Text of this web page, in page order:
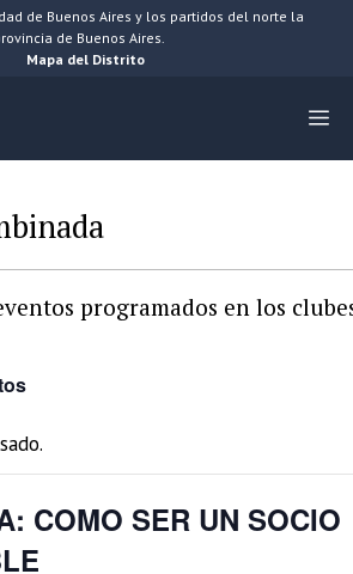
de Buenos Aires y los partidos del norte la
de Buenos Aires.
Mapa del Distrito
programados en los
COMO SER UN SOCIO